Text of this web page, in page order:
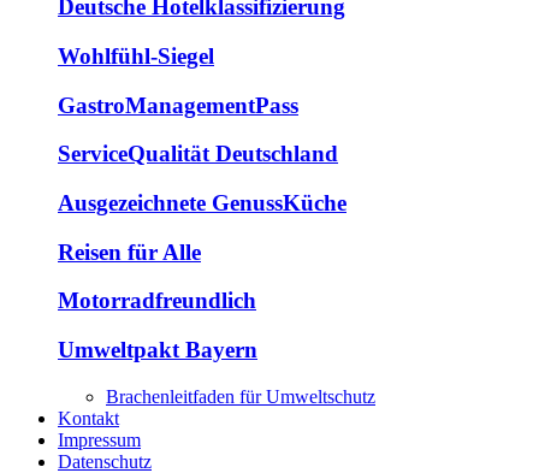
Deutsche Hotelklassifizierung
Wohlfühl-Siegel
GastroManagementPass
ServiceQualität Deutschland
Ausgezeichnete GenussKüche
Reisen für Alle
Motorradfreundlich
Umweltpakt Bayern
Brachenleitfaden für Umweltschutz
Kontakt
Impressum
Datenschutz